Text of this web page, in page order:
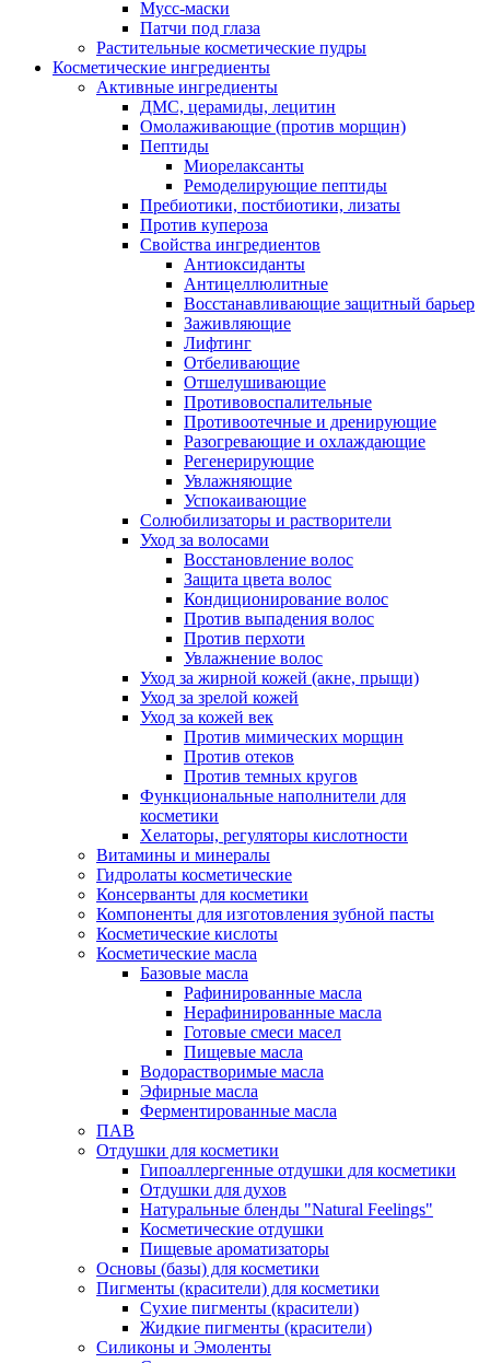
Мусс-маски
Патчи под глаза
Растительные косметические пудры
Косметические ингредиенты
Активные ингредиенты
ДМС, церамиды, лецитин
Омолаживающие (против морщин)
Пептиды
Миорелаксанты
Ремоделирующие пептиды
Пребиотики, постбиотики, лизаты
Против купероза
Свойства ингредиентов
Антиоксиданты
Антицеллюлитные
Восстанавливающие защитный барьер
Заживляющие
Лифтинг
Отбеливающие
Отшелушивающие
Противовоспалительные
Противоотечные и дренирующие
Разогревающие и охлаждающие
Регенерирующие
Увлажняющие
Успокаивающие
Солюбилизаторы и растворители
Уход за волосами
Восстановление волос
Защита цвета волос
Кондиционирование волос
Против выпадения волос
Против перхоти
Увлажнение волос
Уход за жирной кожей (акне, прыщи)
Уход за зрелой кожей
Уход за кожей век
Против мимических морщин
Против отеков
Против темных кругов
Функциональные наполнители для
косметики
Хелаторы, регуляторы кислотности
Витамины и минералы
Гидролаты косметические
Консерванты для косметики
Компоненты для изготовления зубной пасты
Косметические кислоты
Косметические масла
Базовые масла
Рафинированные масла
Нерафинированные масла
Готовые смеси масел
Пищевые масла
Водорастворимые масла
Эфирные масла
Ферментированные масла
ПАВ
Отдушки для косметики
Гипоаллергенные отдушки для косметики
Отдушки для духов
Натуральные бленды "Natural Feelings"
Косметические отдушки
Пищевые ароматизаторы
Основы (базы) для косметики
Пигменты (красители) для косметики
Сухие пигменты (красители)
Жидкие пигменты (красители)
Силиконы и Эмоленты